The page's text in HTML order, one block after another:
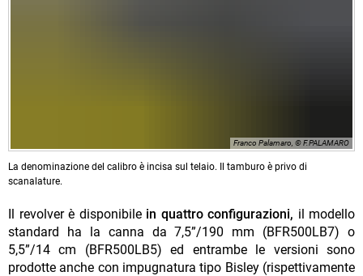
Franco Palamaro, © F.PALAMARO
La denominazione del calibro è incisa sul telaio. Il tamburo è privo di
scanalature.
Il revolver è disponibilein quattro configurazioni, il modello
standard ha la canna da 7,5”/190 mm (BFR500LB7) o
5,5”/14 cm (BFR500LB5) ed entrambe le versioni sono
prodotte anche con impugnatura tipo Bisley (rispettivamente